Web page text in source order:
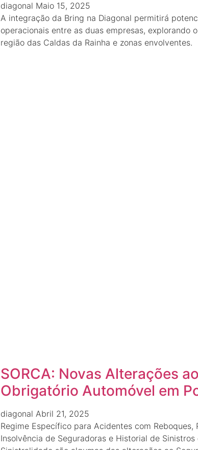
diagonal Maio 15, 2025
A integração da Bring na Diagonal permitirá
operacionais entre as duas empresas, explorando
região das Caldas da Rainha e zonas envolventes.
SORCA: Novas Alterações
Obrigatório Automóvel em
diagonal Abril 21, 2025
Regime Específico para Acidentes com Reboques,
Insolvência de Seguradoras e Historial de